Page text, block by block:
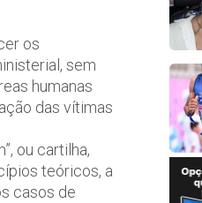
os
sem
humanas
das vítimas
ou cartilha,
teóricos, a
casos de